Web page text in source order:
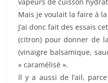
Mais je voulait la faire à
J’ai donc fait des essais
(citron) pour donner de
(vinaigre balsamique,
« caramélisé ».
Il y a aussi de l’ail,